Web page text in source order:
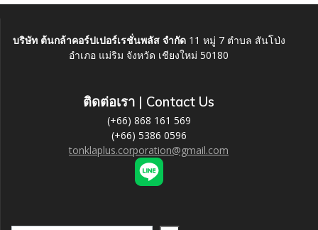
บริษัท ต้นกล้าคอร์ปเปอร์เรชั่นพลัส จำกัด 11 หมู่ 7 ตำบล สันโป่ง
อำเภอ แม่ริม จังหวัด เชียงใหม่ 50180
ติดต่อเรา | Contact Us
(+66) 868 161 569
(+66) 5386 0596
tonklaplus.corporation@gmail.com